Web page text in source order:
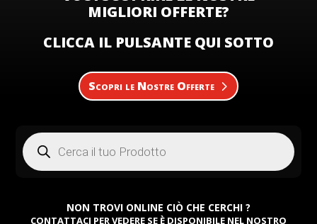
MIGLIORI OFFERTE?
CLICCA IL PULSANTE QUI SOTTO
Scopri le Nostre Offerte
Products
search
NON TROVI ONLINE CIÒ CHE CERCHI ?
CONTATTACI PER VEDERE SE È DISPONIBILE NEL NOSTRO